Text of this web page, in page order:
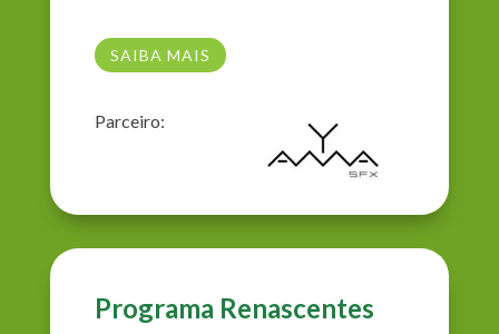
SAIBA MAIS
Parceiro:
Programa Renascentes